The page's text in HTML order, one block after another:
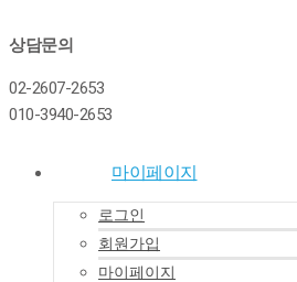
상담문의
02-2607-2653
010-3940-2653
마이페이지
로그인
회원가입
마이페이지